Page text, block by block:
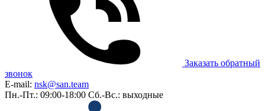
Заказать обратный
звонок
E-mail: nsk@san.team
Пн.-Пт.: 09:00-18:00 Сб.-Вс.: выходные